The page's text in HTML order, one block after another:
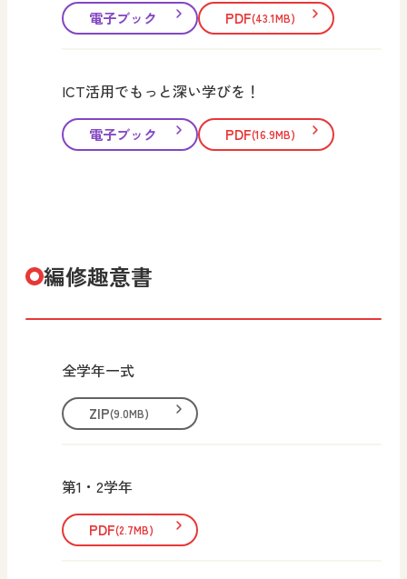
電子ブック PDF(43.1MB)
ICT活用でもっと深い学びを！
電子ブック PDF(16.9MB)
編修趣意書
全学年一式
ZIP(9.0MB)
第1・2学年
PDF(2.7MB)